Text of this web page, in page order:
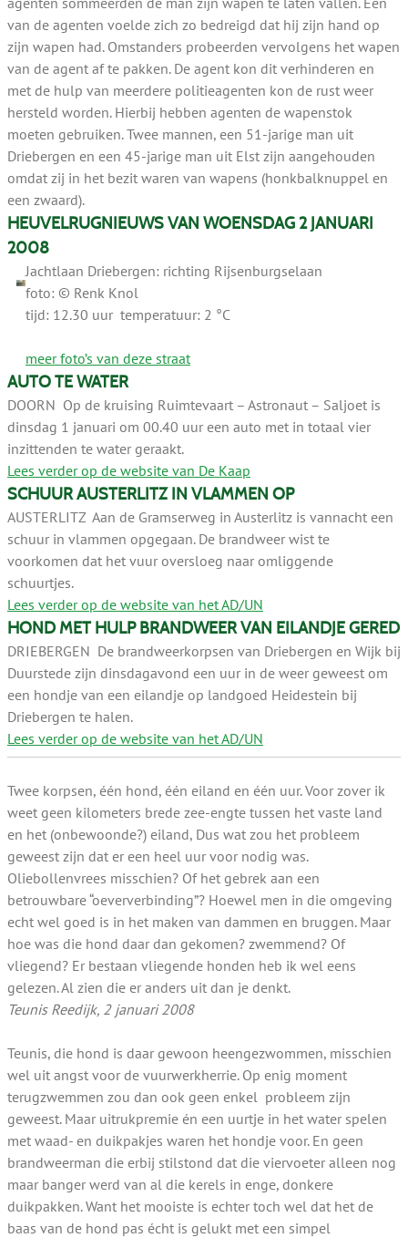
van de agenten voelde zich zo bedreigd dat hij zijn hand op
zijn wapen had. Omstanders probeerden vervolgens het wapen
van de agent af te pakken. De agent kon dit verhinderen en
met de hulp van meerdere politieagenten kon de rust weer
hersteld worden. Hierbij hebben agenten de wapenstok
moeten gebruiken. Twee mannen, een 51-jarige man uit
Driebergen en een 45-jarige man uit Elst zijn aangehouden
omdat zij in het bezit waren van wapens (honkbalknuppel en
een zwaard).
HEUVELRUGNIEUWS VAN WOENSDAG 2 JANUARI
2008
Jachtlaan Driebergen: richting Rijsenburgselaan
foto: © Renk Knol
tijd: 12.30 uur temperatuur: 2 °C
meer foto’s van deze straat
AUTO TE WATER
DOORN Op de kruising Ruimtevaart – Astronaut – Saljoet is
dinsdag 1 januari om 00.40 uur een auto met in totaal vier
inzittenden te water geraakt.
Lees verder op de website van De Kaap
SCHUUR AUSTERLITZ IN VLAMMEN OP
AUSTERLITZ Aan de Gramserweg in Austerlitz is vannacht een
schuur in vlammen opgegaan. De brandweer wist te
voorkomen dat het vuur oversloeg naar omliggende
schuurtjes.
Lees verder op de website van het AD/UN
HOND MET HULP BRANDWEER VAN EILANDJE GERED
DRIEBERGEN De brandweerkorpsen van Driebergen en Wijk bij
Duurstede zijn dinsdagavond een uur in de weer geweest om
een hondje van een eilandje op landgoed Heidestein bij
Driebergen te halen.
Lees verder op de website van het AD/UN
Twee korpsen, één hond, één eiland en één uur. Voor zover ik
weet geen kilometers brede zee-engte tussen het vaste land
en het (onbewoonde?) eiland, Dus wat zou het probleem
geweest zijn dat er een heel uur voor nodig was.
Oliebollenvrees misschien? Of het gebrek aan een
betrouwbare “oeververbinding”? Hoewel men in die omgeving
echt wel goed is in het maken van dammen en bruggen. Maar
hoe was die hond daar dan gekomen? zwemmend? Of
vliegend? Er bestaan vliegende honden heb ik wel eens
gelezen. Al zien die er anders uit dan je denkt.
Teunis Reedijk, 2 januari 2008
Teunis, die hond is daar gewoon heengezwommen, misschien
wel uit angst voor de vuurwerkherrie. Op enig moment
terugzwemmen zou dan ook geen enkel probleem zijn
geweest. Maar uitrukpremie én een uurtje in het water spelen
met waad- en duikpakjes waren het hondje voor. En geen
brandweerman die erbij stilstond dat die viervoeter alleen nog
maar banger werd van al die kerels in enge, donkere
duikpakken. Want het mooiste is echter toch wel dat het de
baas van de hond pas écht is gelukt met een simpel